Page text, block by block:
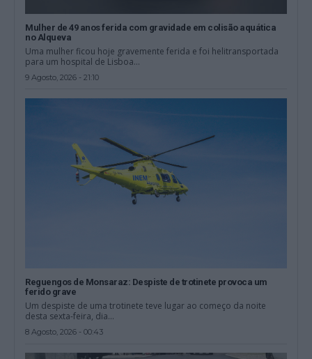
Mulher de 49 anos ferida com gravidade em colisão aquática
no Alqueva
Uma mulher ficou hoje gravemente ferida e foi helitransportada
para um hospital de Lisboa...
9 Agosto, 2026 - 21:10
Reguengos de Monsaraz: Despiste de trotinete provoca um
ferido grave
Um despiste de uma trotinete teve lugar ao começo da noite
desta sexta-feira, dia...
8 Agosto, 2026 - 00:43